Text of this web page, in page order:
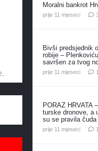
Moralni bankrot
prije 11 mjeseci
Bivši predsjednik
robije –
savršen za tvog
prije 11 mjeseci
PORAZ HRVATA
turske dronove, a
su se pravila čuda
prije 11 mjeseci